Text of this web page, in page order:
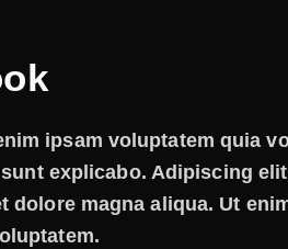
ipsam voluptatem quia
explicabo. Adipiscing
dolore magna aliqua. Ut